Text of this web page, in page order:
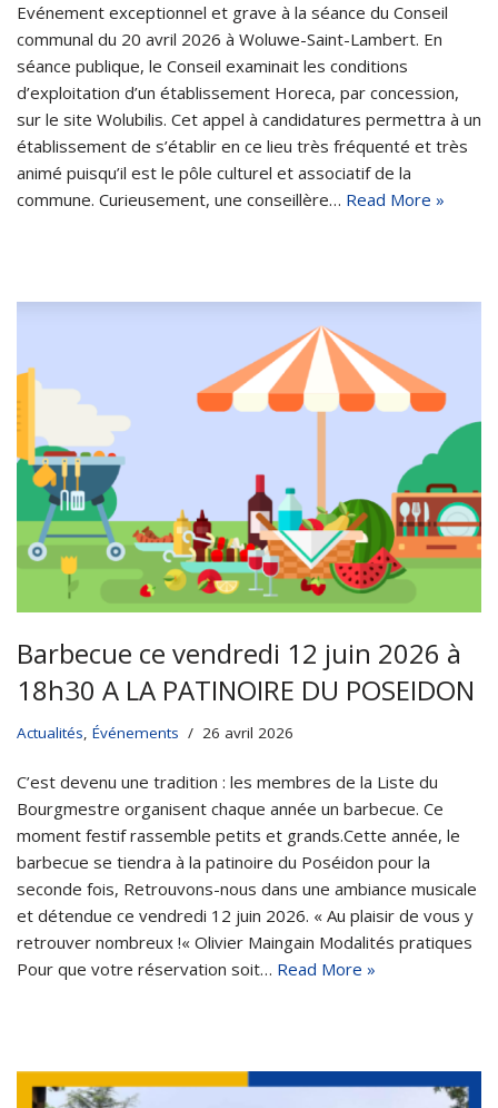
Evénement exceptionnel et grave à la séance du Conseil
communal du 20 avril 2026 à Woluwe-Saint-Lambert. En
séance publique, le Conseil examinait les conditions
d’exploitation d’un établissement Horeca, par concession,
sur le site Wolubilis. Cet appel à candidatures permettra à un
établissement de s’établir en ce lieu très fréquenté et très
animé puisqu’il est le pôle culturel et associatif de la
commune. Curieusement, une conseillère… Read More »
Barbecue ce vendredi 12 juin 2026 à
18h30 A LA PATINOIRE DU POSEIDON
Actualités, Événements 26 avril 2026
C’est devenu une tradition : les membres de la Liste du
Bourgmestre organisent chaque année un barbecue. Ce
moment festif rassemble petits et grands.Cette année, le
barbecue se tiendra à la patinoire du Poséidon pour la
seconde fois, Retrouvons-nous dans une ambiance musicale
et détendue ce vendredi 12 juin 2026. « Au plaisir de vous y
retrouver nombreux !« Olivier Maingain Modalités pratiques
Pour que votre réservation soit… Read More »